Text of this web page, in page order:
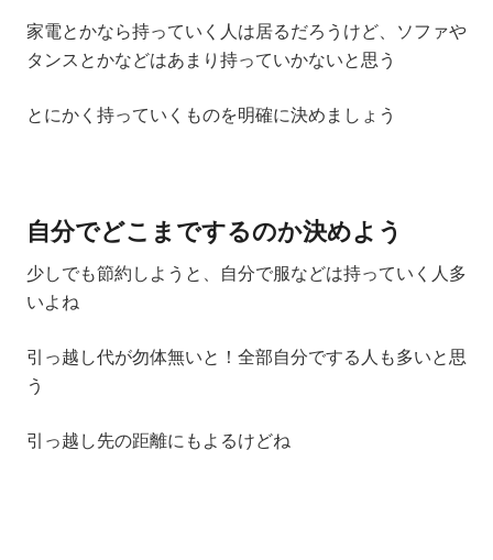
家電とかなら持っていく人は居るだろうけど、ソファや
タンスとかなどはあまり持っていかないと思う
とにかく 持っていくものを明確に決めましょう
自分でどこまでするのか決めよう
少しでも節約しようと、自分で服などは持っていく人多
いよね
引っ越し代が勿体無いと！全部自分でする人も多いと思
う
引っ越し先の距離にもよるけどね